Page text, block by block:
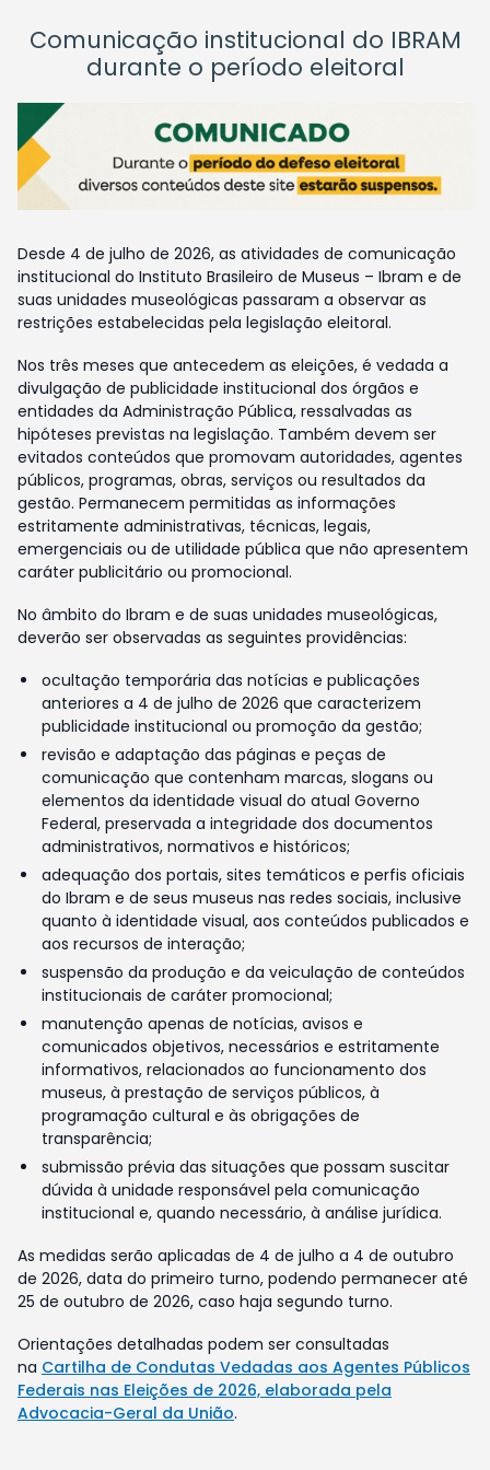
Comunicação institucional do IBRAM
durante o período eleitoral
Desde 4 de julho de 2026, as atividades de comunicação
institucional do Instituto Brasileiro de Museus – Ibram e de
suas unidades museológicas passaram a observar as
restrições estabelecidas pela legislação eleitoral.
Nos três meses que antecedem as eleições, é vedada a
divulgação de publicidade institucional dos órgãos e
entidades da Administração Pública, ressalvadas as
hipóteses previstas na legislação. Também devem ser
evitados conteúdos que promovam autoridades, agentes
públicos, programas, obras, serviços ou resultados da
gestão. Permanecem permitidas as informações
estritamente administrativas, técnicas, legais,
emergenciais ou de utilidade pública que não apresentem
caráter publicitário ou promocional.
No âmbito do Ibram e de suas unidades museológicas,
deverão ser observadas as seguintes providências:
ocultação temporária das notícias e publicações
anteriores a 4 de julho de 2026 que caracterizem
publicidade institucional ou promoção da gestão;
revisão e adaptação das páginas e peças de
comunicação que contenham marcas, slogans ou
elementos da identidade visual do atual Governo
Federal, preservada a integridade dos documentos
administrativos, normativos e históricos;
adequação dos portais, sites temáticos e perfis oficiais
do Ibram e de seus museus nas redes sociais, inclusive
quanto à identidade visual, aos conteúdos publicados e
aos recursos de interação;
suspensão da produção e da veiculação de conteúdos
institucionais de caráter promocional;
manutenção apenas de notícias, avisos e
comunicados objetivos, necessários e estritamente
informativos, relacionados ao funcionamento dos
museus, à prestação de serviços públicos, à
programação cultural e às obrigações de
transparência;
submissão prévia das situações que possam suscitar
dúvida à unidade responsável pela comunicação
institucional e, quando necessário, à análise jurídica.
As medidas serão aplicadas de 4 de julho a 4 de outubro
de 2026, data do primeiro turno, podendo permanecer até
25 de outubro de 2026, caso haja segundo turno.
Orientações detalhadas podem ser consultadas
na Cartilha de Condutas Vedadas aos Agentes Públicos
Federais nas Eleições de 2026, elaborada pela
Advocacia-Geral da União.